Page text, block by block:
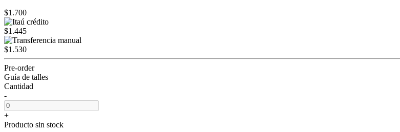
$1.700
$1.445
$1.530
Pre-order
Guía de talles
Cantidad
-
+
Producto sin stock